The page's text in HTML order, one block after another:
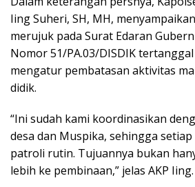
Iing Suheri, SH, MH,
merujuk pada Surat Edaran
Nomor 51/PA.03/DISDIK
mengatur pembatasan aktivitas
didik.
“Ini sudah kami koordinasikan
desa dan Muspika, sehingga
patroli rutin. Tujuannya bukan
lebih ke pembinaan,” jelas AKP Iing.